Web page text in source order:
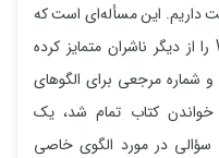
داریم. این مسأله‌ای است که
Wesley-Addison Signature Series را از دیگر ناشران متمایز کرده
و شماره مرجعی برای الگوهای
خواندن کتاب تمام شد، یک
سؤالی در مورد الگوی خاصی